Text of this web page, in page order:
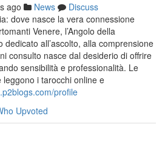
ago News
Discuss
dove nasce la vera connessione
Venere, l’Angolo della
all’ascolto, alla comprensione
consulto nasce dal desiderio di offrire
sensibilità e professionalità. Le
i tarocchi online e
profile
Upvoted